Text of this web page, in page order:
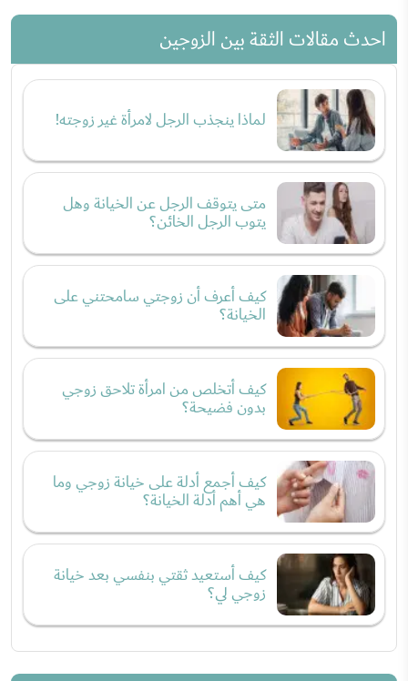
احدث مقالات الثقة بين الزوجين
لماذا ينجذب الرجل لامرأة غير زوجته!
متى يتوقف الرجل عن الخيانة وهل
يتوب الرجل الخائن؟
كيف أعرف أن زوجتي سامحتني على
الخيانة؟
كيف أتخلص من امرأة تلاحق زوجي
بدون فضيحة؟
كيف أجمع أدلة على خيانة زوجي وما
هي أهم أدلة الخيانة؟
كيف أستعيد ثقتي بنفسي بعد خيانة
زوجي لي؟